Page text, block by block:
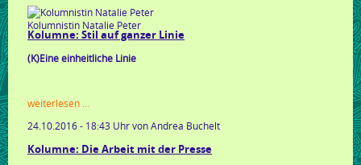
strategie
Kolumnistin Natalie Peter
Kolumne: Stil auf ganzer Linie
(K)Eine einheitliche Linie
weiterlesen …
auf
linie
24.10.2016 - 18:43 Uhrvon Andrea Buchelt
Kolumne: Die Arbeit mit der Presse